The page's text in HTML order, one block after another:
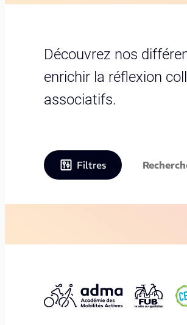
Découvrez nos
enrichir la réflexion
associatifs.
Filtres